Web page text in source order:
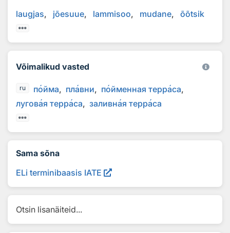
laugjas jõesuue lammisoo mudane õõtsik
Võimalikud vasted
ru пойма плавни пойменная терраса
луговая терраса заливная терраса
Sama sõna
ELi terminibaasis IATE
Otsin lisanäiteid...